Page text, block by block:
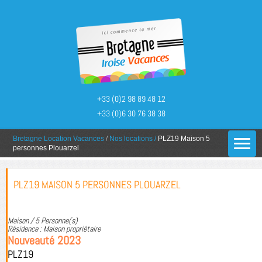
+33 (0)2 98 89 48 12
+33 (0)6 30 76 38 38
You are here:
Bretagne Location Vacances / Nos locations / PLZ19 Maison 5
personnes Plouarzel
PLZ19 MAISON 5 PERSONNES PLOUARZEL
Maison / 5 Personne(s)
Résidence : Maison propriétaire
Nouveauté 2023
PLZ19